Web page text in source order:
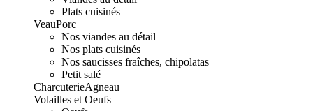
Plats cuisinés
VeauPorc
Nos viandes au détail
Nos plats cuisinés
Nos saucisses fraîches, chipolatas
Petit salé
CharcuterieAgneau
Volailles et Oeufs